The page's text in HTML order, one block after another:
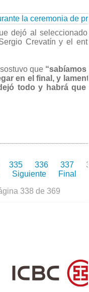
dejó al
Crevatín y el
que
en el final, y
todo y habrá
335 336 337
Siguiente
Final
338 de 369